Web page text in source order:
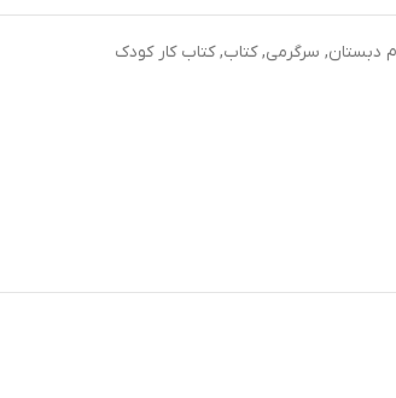
دبستان, سرگرمی, کتاب, کتاب کار کودک